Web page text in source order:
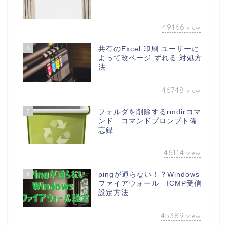
49166 view
6
共有のExcel 印刷 ユーザーに
よって改ページ ずれる 対処方
法
46748 view
7
フォルダを削除するrmdirコマ
ンド コマンドプロンプト備
忘録
46114 view
8
pingが通らない！？Windows
ファイアウォール ICMP受信
設定方法
45389 view